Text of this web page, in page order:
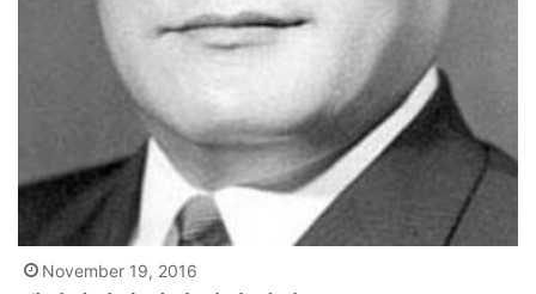
November 19, 2016